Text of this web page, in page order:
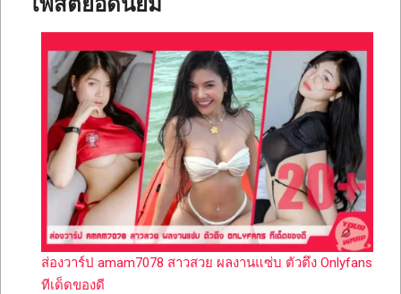
ส่องวาร์ป amam7078 สาวสวย ผลงานแซ่บ ตัวตึง Onlyfans
ทีเด็ดของดี